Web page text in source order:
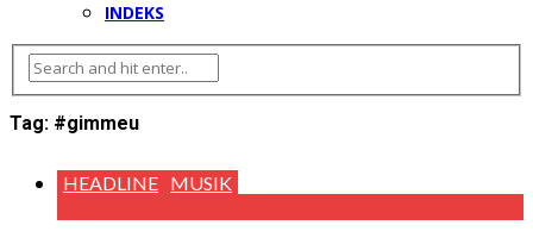
INDEKS
Tag: #gimmeu
HEADLINE MUSIK